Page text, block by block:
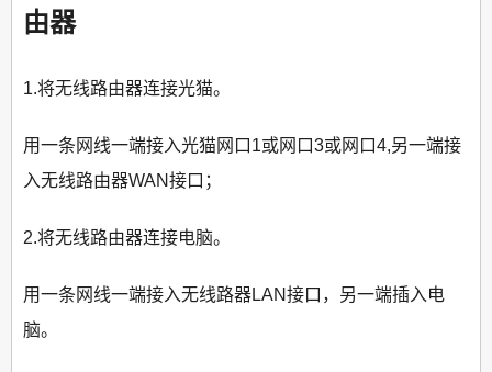
由器
1.将无线路由器连接光猫。
用一条网线一端接入光猫网口1或网口3或网口4,另一端接
入无线路由器WAN接口；
2.将无线路由器连接电脑。
用一条网线一端接入无线路器LAN接口，另一端插入电
脑。